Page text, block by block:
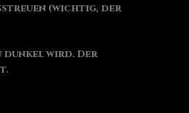
(wichtig, der
dunkel wird. Der